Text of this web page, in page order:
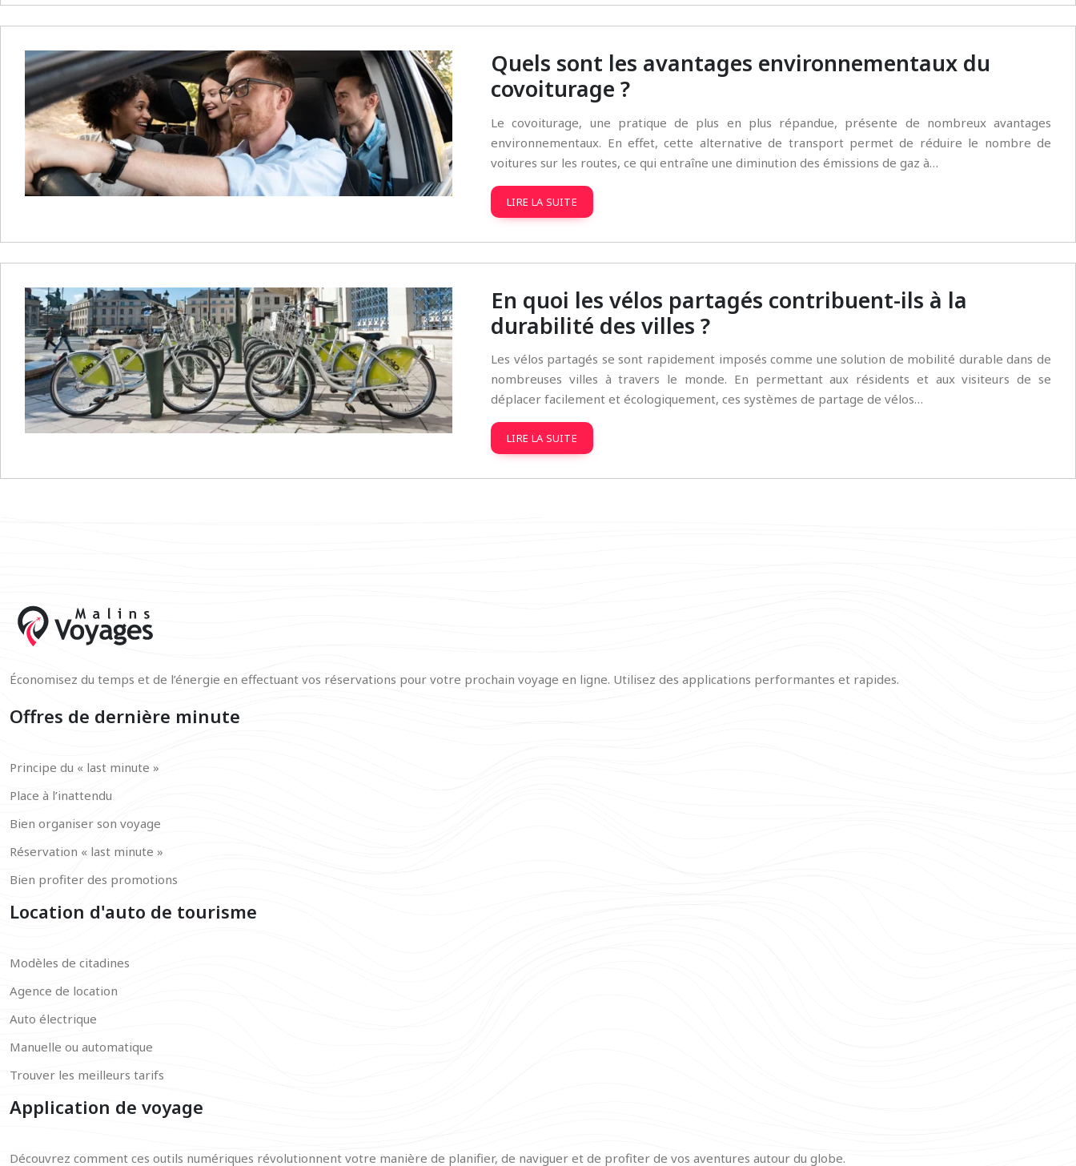
Quels sont les avantages environnementaux du
covoiturage ?
Le covoiturage, une pratique de plus en plus répandue, présente de nombreux avantages
environnementaux. En effet, cette alternative de transport permet de réduire le nombre de
voitures sur les routes, ce qui entraîne une diminution des émissions de gaz à…
LIRE LA SUITE
En quoi les vélos partagés contribuent-ils à la
durabilité des villes ?
Les vélos partagés se sont rapidement imposés comme une solution de mobilité durable dans de
nombreuses villes à travers le monde. En permettant aux résidents et aux visiteurs de se
déplacer facilement et écologiquement, ces systèmes de partage de vélos…
LIRE LA SUITE
Économisez du temps et de l’énergie en effectuant vos réservations pour votre prochain voyage en ligne. Utilisez des applications performantes et rapides.
Offres de dernière minute
Principe du « last minute »
Place à l’inattendu
Bien organiser son voyage
Réservation « last minute »
Bien profiter des promotions
Location d'auto de tourisme
Modèles de citadines
Agence de location
Auto électrique
Manuelle ou automatique
Trouver les meilleurs tarifs
Application de voyage
Découvrez comment ces outils numériques révolutionnent votre manière de planifier, de naviguer et de profiter de vos aventures autour du globe.